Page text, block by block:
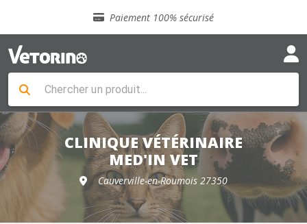
Paiement 100% sécurisé
Livraison gratuite en clinique vétérinaire
Sélection de croquettes vétérinaire
Livraison gratuite en clinique vétérinaire
Retour gratuit en clinique
Sélection de croquettes vétérinaire
CLINIQUE VÉTÉRINAIRE
MED'IN VET
Cauverville-en-Roumois 27350